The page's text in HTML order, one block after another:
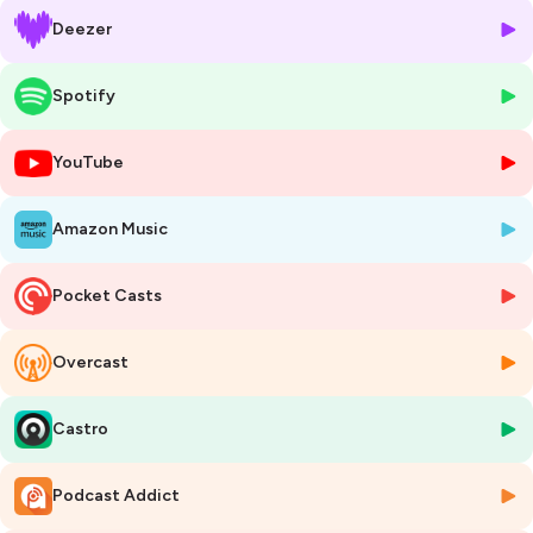
grand “P” et palette peu harmonisée, le résultat interroge.
On revient sur la première Ferrari 100 % électrique, dessinée avec
LoveFrom, le studio de Jony Ive et Marc Newson. Après avoir parlé de
l’habitacle dans un précédent épisode, on s’arrête ici sur l’extérieur :
proportions dictées par les contraintes de la batterie, silhouette plus
haute, lecture plus familiale que sportive, réception très partagée. Un
objet qui semble moins pensé comme une Ferrari iconique que
comme un jalon stratégique dans l’évolution de la marque.
Les produits de stars :
Boissons énergisantes, kombucha, chips… les créateurs de contenu se
lancent de plus en plus dans l’agroalimentaire. On regarde ce que
racontent ces lancements, leurs vidéos making-of et leurs
positionnements. Entre opportunisme marketing, storytelling très
balisé et exécutions inégales, on s’interroge sur cette manière de
transformer une audience en marque de grande consommation.
Roland-Garros :
L’affiche 2026 de Roland-Garros, signée JR, divise fortement autour
Deezer
Spotify
YouTube
Amazon Music
Pocket Casts
Overcast
Castro
Podcast Addict